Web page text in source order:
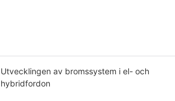
Utvecklingen av bromssystem i el- och
hybridfordon